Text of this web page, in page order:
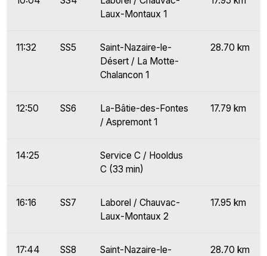
Laux-Montaux 1
11:32 SS5
Saint-Nazaire-le-
Désert / La Motte-
Chalancon 1
28.70 km
12:50 SS6
La-Bâtie-des-Fontes
/ Aspremont 1
17.79 km
14:25
Service C / Hooldus
C (33 min)
16:16 SS7
Laborel / Chauvac-
Laux-Montaux 2
17.95 km
17:44 SS8
Saint-Nazaire-le-
28.70 km